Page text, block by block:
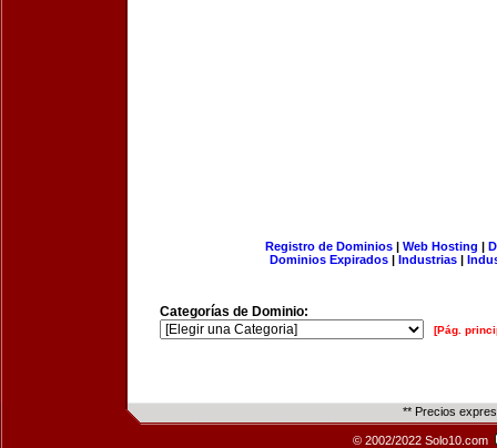
Registro de Dominios| Web Hosting |
Dominios Expirados | Industrias |
Categorías de Dominio:
[Pág.
** Precios
© 2002/2022 Solo10.com